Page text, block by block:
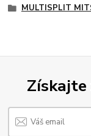
MULTISPLIT